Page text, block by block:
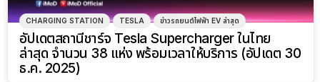
CHARGING STATION TESLA ข่าวรถยนต์ไฟฟ้า EV ล่าสุด
อัปเดตสถานีชาร์จ Tesla Supercharger ในไทย
ล่าสุด จำนวน 38 แห่ง พร้อมเวลาให้บริการ (อัปเดต 30
ธ.ค. 2025)